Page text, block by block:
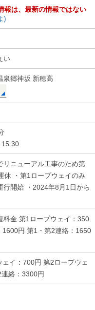
報は、最新の情報ではない
)
い
泉郷神坂 新穂高
15:30
リニューアル工事のため第
休 ・第1ロープウェイのみ
行開始 ・2024年8月1日から
料金 第1ロープウェイ：350
1600円 第1・第2連絡：1650
イ：700円 第2ロープウェ
絡：3300円